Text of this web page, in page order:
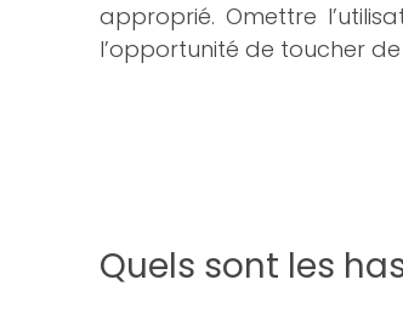
approprié. Omettre
l’opportunité de toucher
Quels sont les